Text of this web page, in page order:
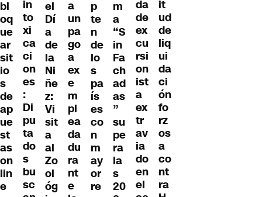
bl
oq
ue
ar
sit
io
s
de
ap
ue
st
as
on
lin
e
in
to
xi
ca
ci
on
es
:
Di
pu
ta
do
s
bu
sc
el
Dí
a
de
la
Ni
ñe
z:
Vi
sit
a
al
Zo
ol
óg
a
un
pa
go
a
ex
e
m
pl
ea
da
du
ra
nt
e
p
te
n
de
lo
s
pa
ís
es
co
n
m
ay
or
re
m
a
“S
in
Fa
ch
ad
as
”
su
pe
ra
la
s
20
da
de
ex
cu
rsi
on
ist
a
ex
tr
av
ia
do
en
el
it
ud
de
liq
ui
da
ci
ón
fo
rz
os
a
co
nt
ra